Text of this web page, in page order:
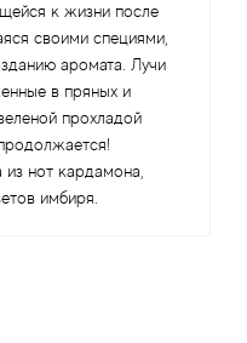
к жизни после
своими специями,
аромата. Лучи
в пряных и
прохладой
нот кардамона,
имбиря.